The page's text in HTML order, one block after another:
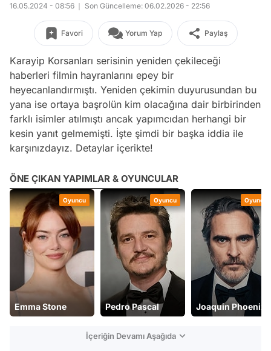
16.05.2024 - 08:56 Son Güncelleme: 06.02.2026 - 22:56
Favori Yorum Yap Paylaş
Karayip Korsanları serisinin yeniden çekileceği
haberleri filmin hayranlarını epey bir
heyecanlandırmıştı. Yeniden çekimin duyurusundan bu
yana ise ortaya başrolün kim olacağına dair birbirinden
farklı isimler atılmıştı ancak yapımcıdan herhangi bir
kesin yanıt gelmemişti. İşte şimdi bir başka iddia ile
karşınızdayız. Detaylar içerikte!
ÖNE ÇIKAN YAPIMLAR & OYUNCULAR
Oyuncu
Emma Stone
Oyuncu
Pedro Pascal
Oyuncu
Joaquin Phoenix
İçeriğin Devamı Aşağıda